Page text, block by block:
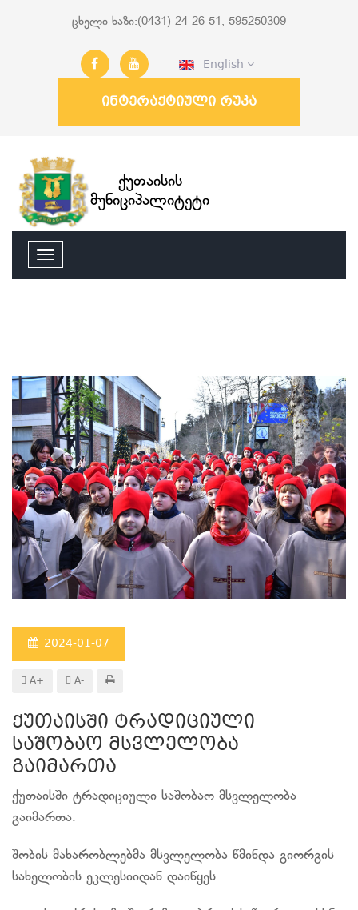
ცხელი ხაზი:(0431) 24-26-51, 595250309
English
ინტერაქტიული რუკა
ქუთაისის
მუნიციპალიტეტი
2024-01-07
A+ A-
ქუთაისში ტრადიციული
საშობაო მსვლელობა
გაიმართა
ქუთაისში ტრადიციული საშობაო მსვლელობა
გაიმართა.
შობის მახარობლებმა მსვლელობა წმინდა გიორგის
სახელობის ეკლესიიდან დაიწყეს.